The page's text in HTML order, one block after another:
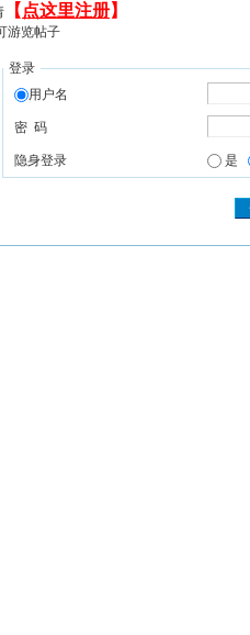
【 点这里注册】
游览帖子
登录
用户名
密 码
隐身登录 是